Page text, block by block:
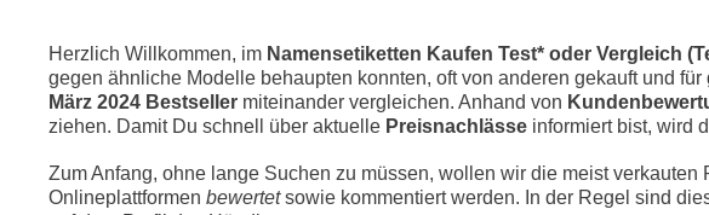
Herzlich Willkommen, im Namensetiketten Kaufen Test* oder Vergleich
gegen ähnliche Modelle behaupten konnten, oft von anderen gekauft und
März 2024 Bestseller miteinander vergleichen. Anhand von
ziehen. Damit Du schnell über aktuelle Preisnachlässe informiert bist, wird
Zum Anfang, ohne lange Suchen zu müssen, wollen wir die meist
Onlineplattformen bewertetsowie kommentiert werden. In der Regel sind